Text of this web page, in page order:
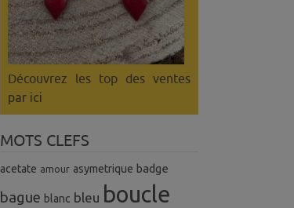
Découvrez les top des ventes
par ici
MOTS CLEFS
acetate amour asymetrique badge
bague blanc bleu boucle